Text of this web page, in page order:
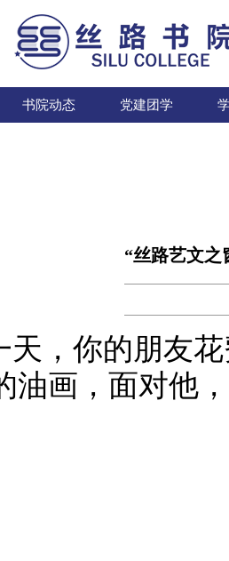
书院动态 党建团学
“丝路艺文
天 ， 你的朋友
油画 ， 面对他 ，